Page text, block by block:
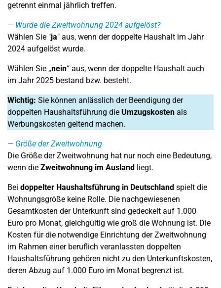
getrennt einmal jährlich treffen.
Wurde die Zweitwohnung 2024 aufgelöst?
Wählen Sie "ja" aus, wenn der doppelte Haushalt im Jahr
2024 aufgelöst wurde.
Wählen Sie „nein“ aus, wenn der doppelte Haushalt auch
im Jahr 2025 bestand bzw. besteht.
Wichtig: Sie können anlässlich der Beendigung der
doppelten Haushaltsführung die Umzugskosten als
Werbungskosten geltend machen.
Größe der Zweitwohnung
Die Größe der Zweitwohnung hat nur noch eine Bedeutung,
wenn die Zweitwohnung im Ausland liegt.
Bei doppelter Haushaltsführung in Deutschland spielt die
Wohnungsgröße keine Rolle. Die nachgewiesenen
Gesamtkosten der Unterkunft sind gedeckelt auf 1.000
Euro pro Monat, gleichgültig wie groß die Wohnung ist. Die
Kosten für die notwendige Einrichtung der Zweitwohnung
im Rahmen einer beruflich veranlassten doppelten
Haushaltsführung gehören nicht zu den Unterkunftskosten,
deren Abzug auf 1.000 Euro im Monat begrenzt ist.